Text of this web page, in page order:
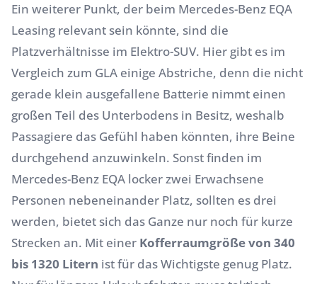
Ein weiterer Punkt, der beim Mercedes-Benz EQA
Leasing relevant sein könnte, sind die
Platzverhältnisse im Elektro-SUV. Hier gibt es im
Vergleich zum GLA einige Abstriche, denn die nicht
gerade klein ausgefallene Batterie nimmt einen
großen Teil des Unterbodens in Besitz, weshalb
Passagiere das Gefühl haben könnten, ihre Beine
durchgehend anzuwinkeln. Sonst finden im
Mercedes-Benz EQA locker zwei Erwachsene
Personen nebeneinander Platz, sollten es drei
werden, bietet sich das Ganze nur noch für kurze
Strecken an. Mit einer Kofferraumgröße von 340
bis 1320 Litern ist für das Wichtigste genug Platz.